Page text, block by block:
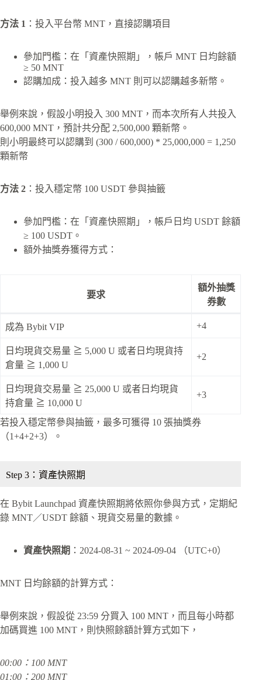
方法 1 ：投入平台幣 MNT，直接認購項目
參加門檻：在「資產快照期」，帳戶 MNT 日均餘額
≥ 50 MNT
認購加成：投入越多 MNT 則可以認購越多新幣。
舉例來說，假設小明投入 300 MNT，而本次所有人共投入
600,000 MNT，預計共分配 2,500,000 顆新幣。
則小明最終可以認購到 (300 / 600,000) * 25,000,000 = 1,250
顆新幣
方法 2 ：投入穩定幣 100 USDT 參與抽籤
參加門檻：在「資產快照期」，帳戶日均 USDT 餘額
≥ 100 USDT。
額外抽獎券獲得方式：
要求
額外抽獎
券數
成為 Bybit VIP +4
日均現貨交易量 ≧ 5,000 U 或者日均現貨持
倉量 ≧ 1,000 U
+2
日均現貨交易量 ≧ 25,000 U 或者日均現貨
持倉量 ≧ 10,000 U
+3
若投入穩定幣參與抽籤，最多可獲得 10 張抽獎券
（1+4+2+3）。
Step 3：資產快照期
在 Bybit Launchpad 資產快照期將依照你參與方式，定期紀
錄 MNT／USDT 餘額、現貨交易量的數據。
資產快照期 ：2024-08-31 ~ 2024-09-04 （UTC+0）
MNT 日均餘額的計算方式：
舉例來說，假設從 23:59 分買入 100 MNT，而且每小時都
加碼買進 100 MNT，則快照餘額計算方式如下，
00:00：100 MNT
01:00：200 MNT